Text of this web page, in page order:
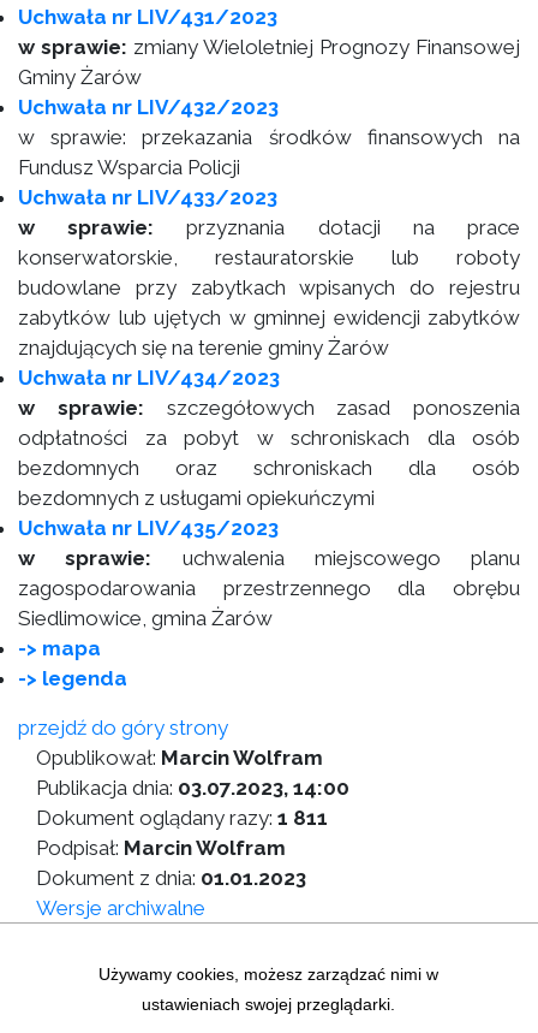
Używamy cookies, możesz zarządzać nimi w
ustawieniach swojej przeglądarki.
Uchwała nr LIV/431/2023
w sprawie: zmiany Wieloletniej Prognozy Finansowej
Gminy Żarów
Uchwała nr LIV/432/2023
w sprawie: przekazania środków finansowych na
Fundusz Wsparcia Policji
Uchwała nr LIV/433/2023
w sprawie: przyznania dotacji na prace
konserwatorskie, restauratorskie lub roboty
budowlane przy zabytkach wpisanych do rejestru
zabytków lub ujętych w gminnej ewidencji zabytków
znajdujących się na terenie gminy Żarów
Uchwała nr LIV/434/2023
w sprawie: szczegółowych zasad ponoszenia
odpłatności za pobyt w schroniskach dla osób
bezdomnych oraz schroniskach dla osób
bezdomnych z usługami opiekuńczymi
Uchwała nr LIV/435/2023
w sprawie: uchwalenia miejscowego planu
zagospodarowania przestrzennego dla obrębu
Siedlimowice, gmina Żarów
-> mapa
-> legenda
przejdź do góry strony
Opublikował: Marcin Wolfram
Publikacja dnia: 03.07.2023, 14:00
Dokument oglądany razy: 1 811
Podpisał: Marcin Wolfram
Dokument z dnia: 01.01.2023
Wersje archiwalne
Statystyki graficzne